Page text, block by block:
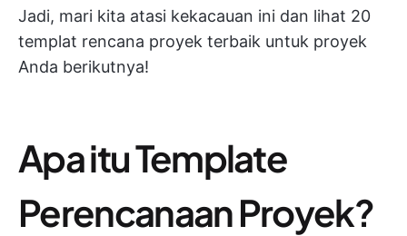
Jadi, mari kita atasi kekacauan ini dan lihat 20
templat rencana proyek terbaik untuk proyek
Anda berikutnya!
Apa itu Template
Perencanaan Proyek?